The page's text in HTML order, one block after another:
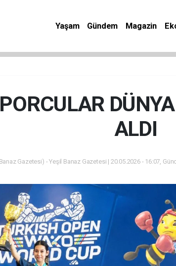
Yaşam Gündem Magazin
ALDI
Gazetesi) - Yeşil Banaz Gazetesi | 20.05.2026 - 16:07,